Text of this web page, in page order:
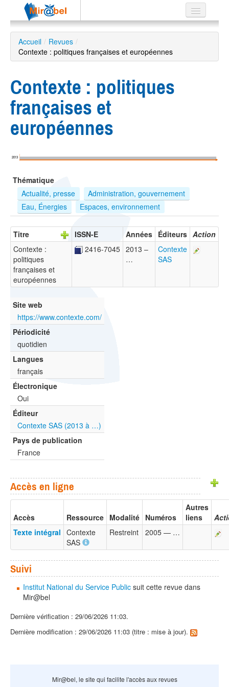
Le réseau
Soutien
Recherche
avancée
ES
?
Accueil / Revues /
Contexte : politiques françaises et européennes
Contexte : politiques
françaises et
européennes
2013
Thématique
Actualité, presse
Administration, gouvernement
Eau, Énergies
Espaces, environnement
Titre ISSN-E Années Éditeurs Action
Contexte :
politiques
françaises et
européennes
2416-7045 2013 –
…
Contexte
SAS
Site web
https://www.contexte.com/
Périodicité
quotidien
Langues
français
Électronique
Oui
Éditeur
Contexte SAS (2013 à …)
Pays de publication
France
Accès en ligne
Accès Ressource Modalité Numéros
Autres
liens
Texte intégral Contexte
SAS
Restreint 2005 — …
Suivi
Institut National du Service Public suit cette revue dans
Mir@bel
Dernière vérification : 29/06/2026 11:03.
Dernière modification : 29/06/2026 11:03 (titre : mise à jour).
Mir@bel, le site qui facilite l'accès aux revues